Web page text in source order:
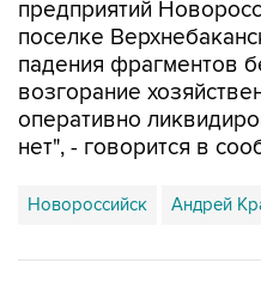
предприятий
поселке
падения фрагментов
возгорание
оперативно
нет", - говорится в
Новороссийск Андрей